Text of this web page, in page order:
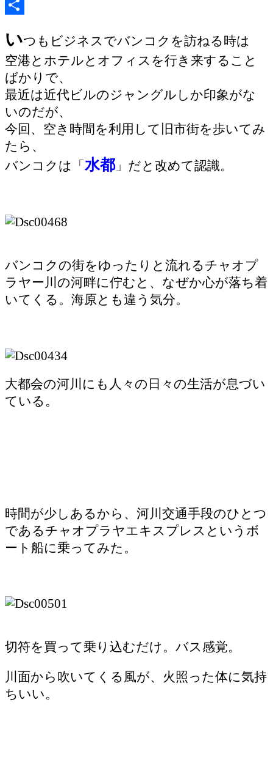
有
いつもビジネスでバンコクを訪ねる時は
空港とホテルとオフィスを行き来すること
ばかりで、
最近は近代ビルのジャングルしか印象がな
いのだが、
今回、空き時間を利用して旧市街を歩いてみ
たら、
バンコクは「 水都」だと改めて認識。
バンコクの街をゆったりと流れるチャオプ
ラヤー川の河畔に佇むと、なぜか心が落ち着
いてくる。海原とも違う気分。
大都会の河川にも人々の日々の生活が息づい
ている。
時間が少しあるから、河川交通手段のひとつ
であるチャオプラヤエキスプレスというボ
ート船に乗ってみた。
切符を買って乗り込むだけ。バス感覚。
川面から吹いてくる風が、火照った体に気持
ちいい。